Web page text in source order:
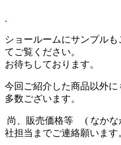
.
ショールームにサンプル
てご覧ください。
お待ちしております。
今回ご紹介した商品以外
多数ございます。
尚、販売価格等 ( なかな
社担当までご連絡願います